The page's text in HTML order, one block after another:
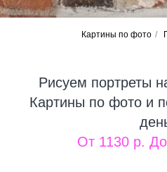
Картины по фото /
Рисуем портреты
Картины по фото и
От 1130 р.